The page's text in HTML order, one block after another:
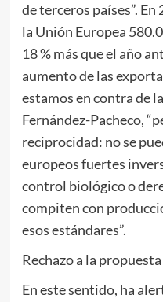
de terceros países”.
la Unión Europea
18 % más que el año
aumento de las
estamos en contra de
Fernández-Pacheco,
reciprocidad: no se
europeos fuertes
control biológico o
compiten con
esos estándares”.
Rechazo a la
En este sentido, ha